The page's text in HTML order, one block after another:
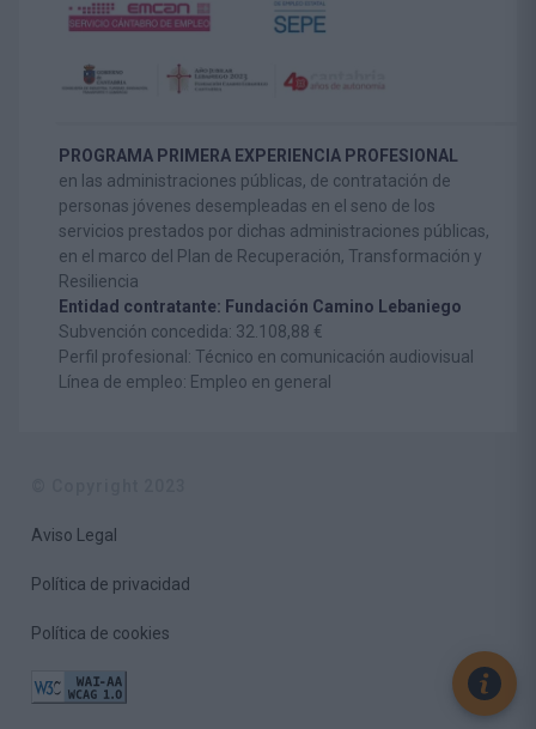
PROGRAMA PRIMERA EXPERIENCIA PROFESIONAL
en las administraciones públicas, de contratación de
personas jóvenes desempleadas en el seno de los
servicios prestados por dichas administraciones públicas,
en el marco del Plan de Recuperación, Transformación y
Resiliencia
Entidad contratante: Fundación Camino Lebaniego
Subvención concedida: 32.108,88 €
Perfil profesional: Técnico en comunicación audiovisual
Línea de empleo: Empleo en general
Aviso Legal
Política de privacidad
Política de cookies